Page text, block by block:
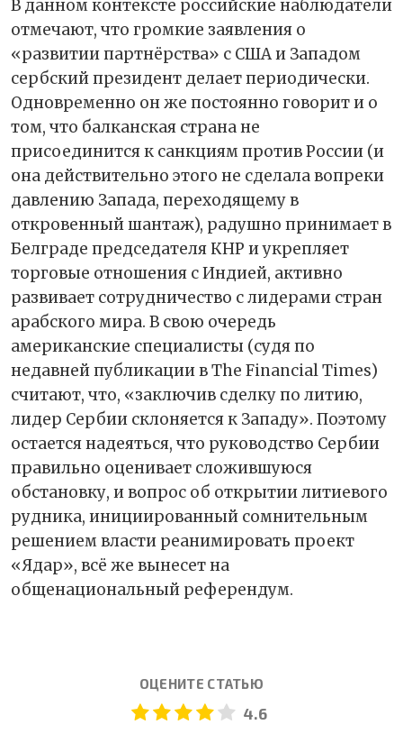
В данном контексте российские наблюдатели
отмечают, что громкие заявления о
«развитии партнёрства» c США и Западом
сербский президент делает периодически.
Одновременно он же постоянно говорит и о
том, что балканская страна не
присоединится к санкциям против России (и
она действительно этого не сделала вопреки
давлению Запада, переходящему в
откровенный шантаж), радушно принимает в
Белграде председателя КНР и укрепляет
торговые отношения с Индией, активно
развивает сотрудничество с лидерами стран
арабского мира. В свою очередь
американские специалисты (судя по
недавней публикации в The Financial Times)
считают, что, «заключив сделку по литию,
лидер Сербии склоняется к Западу». Поэтому
остается надеяться, что руководство Сербии
правильно оценивает сложившуюся
обстановку, и вопрос об открытии литиевого
рудника, инициированный сомнительным
решением власти реанимировать проект
«Ядар», всё же вынесет на
общенациональный референдум.
ОЦЕНИТЕ СТАТЬЮ
4.6